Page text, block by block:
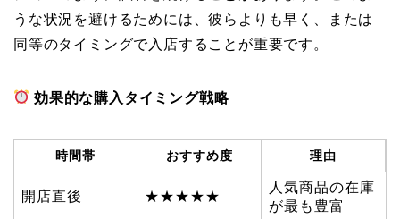
うな状況を避けるためには、彼らよりも早く、または
同等のタイミングで入店することが重要です。
効果的な購入タイミング戦略
時間帯 おすすめ度 理由
開店直後 ★★★★★
人気商品の在庫
が最も豊富